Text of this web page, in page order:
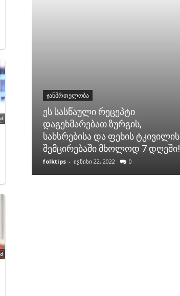
ᲯᲐᲜᲛᲠᲗᲔᲚᲝᲑᲐ
ეს სასწაული რეცეპტი
დაგეხმარებათ ზურგის,
სახსრებისა და ფეხის ტკივილის
შემცირებაში მხოლოდ 7 დღეში!
folktips - ივნისი 22, 2022 0